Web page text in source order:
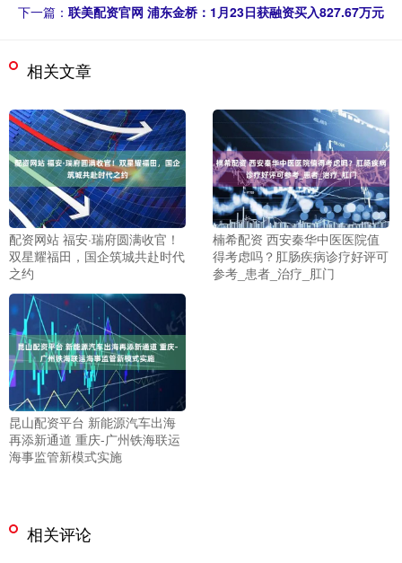
下一篇： 联美配资官网 浦东金桥：1月23日获融资买入827.67万元
相关文章
配资网站 福安·瑞府圆满收官！
双星耀福田，国企筑城共赴时代
之约
楠希配资 西安秦华中医医院值
得考虑吗？肛肠疾病诊疗好评可
参考_患者_治疗_肛门
昆山配资平台 新能源汽车出海
再添新通道 重庆-广州铁海联运
海事监管新模式实施
相关评论